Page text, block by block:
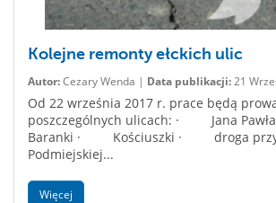
Kolejne remonty ełckich ulic
Autor:Cezary Wenda | Data publikacji:21
Od 22 września 2017 r. prace będą
poszczególnych ulicach: · Jana
Baranki · Kościuszki · droga
Podmiejskiej...
Więcej